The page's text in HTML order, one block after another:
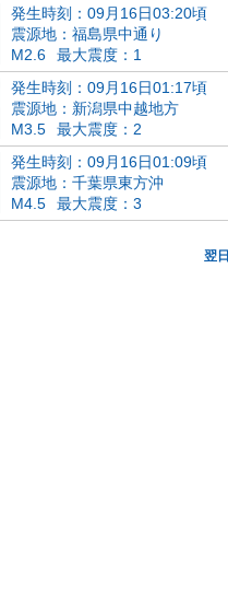
発生時刻：09月16日03:20頃
震源地：福島県中通り
M2.6
最大震度：1
発生時刻：09月16日01:17頃
震源地：新潟県中越地方
M3.5
最大震度：2
発生時刻：09月16日01:09頃
震源地：千葉県東方沖
M4.5
最大震度：3
翌日